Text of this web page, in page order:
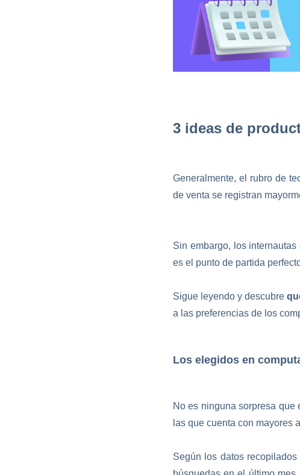
3 ideas de
Generalmente, el rubro de
de venta se registran
Sin embargo, los
es el punto de partida
Sigue leyendo y descubre
a las preferencias de los
Los elegidos en
No es ninguna sorpresa que
las que cuenta con mayores
Según los datos recopilados